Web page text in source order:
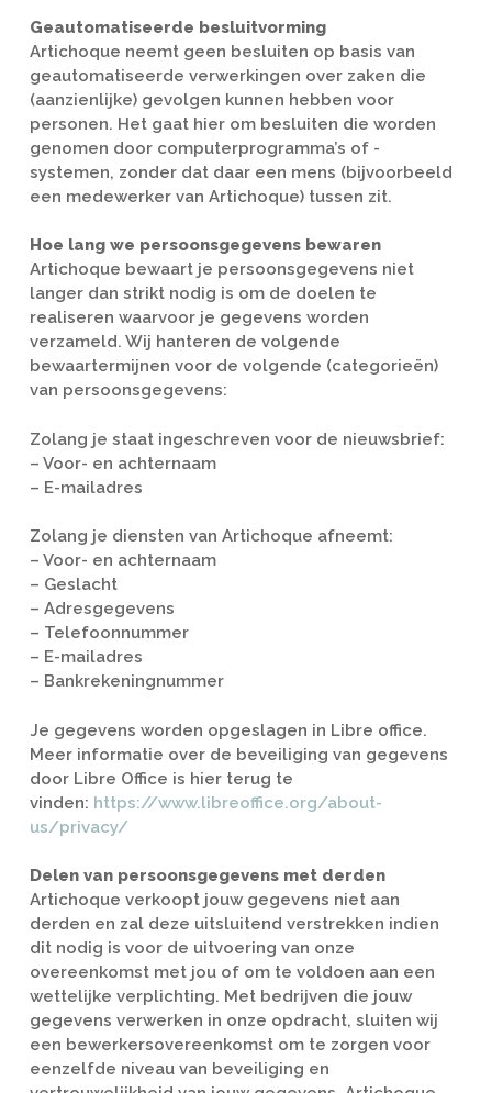
Geautomatiseerde besluitvorming
Artichoque neemt geen besluiten op basis van
geautomatiseerde verwerkingen over zaken die
(aanzienlijke) gevolgen kunnen hebben voor
personen. Het gaat hier om besluiten die worden
genomen door computerprogramma’s of -
systemen, zonder dat daar een mens (bijvoorbeeld
een medewerker van Artichoque) tussen zit.
Hoe lang we persoonsgegevens bewaren
Artichoque bewaart je persoonsgegevens niet
langer dan strikt nodig is om de doelen te
realiseren waarvoor je gegevens worden
verzameld. Wij hanteren de volgende
bewaartermijnen voor de volgende (categorieën)
van persoonsgegevens:
Zolang je staat ingeschreven voor de nieuwsbrief:
– Voor- en achternaam
– E-mailadres
Zolang je diensten van Artichoque afneemt:
– Voor- en achternaam
– Geslacht
– Adresgegevens
– Telefoonnummer
– E-mailadres
– Bankrekeningnummer
Je gegevens worden opgeslagen in Libre office.
Meer informatie over de beveiliging van gegevens
door Libre Office is hier terug te
vinden: https://www.libreoffice.org/about-
us/privacy/
Delen van persoonsgegevens met derden
Artichoque verkoopt jouw gegevens niet aan
derden en zal deze uitsluitend verstrekken indien
dit nodig is voor de uitvoering van onze
overeenkomst met jou of om te voldoen aan een
wettelijke verplichting. Met bedrijven die jouw
gegevens verwerken in onze opdracht, sluiten wij
een bewerkersovereenkomst om te zorgen voor
eenzelfde niveau van beveiliging en